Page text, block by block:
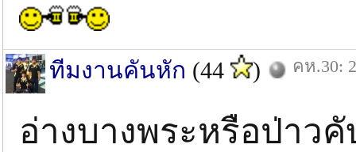
ทีมงานคันหัก (44 ) คห.30:
อ่างบางพระหรือป่าว